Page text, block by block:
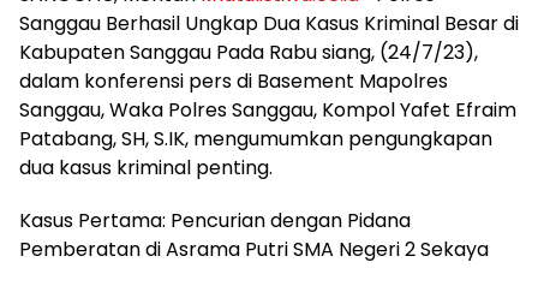
Sanggau Berhasil Ungkap Dua Kasus Kriminal Besar di
Kabupaten Sanggau Pada Rabu siang, (24/7/23),
dalam konferensi pers di Basement Mapolres
Sanggau, Waka Polres Sanggau, Kompol Yafet Efraim
Patabang, SH, S.IK, mengumumkan pengungkapan
dua kasus kriminal penting.
Kasus Pertama: Pencurian dengan Pidana
Pemberatan di Asrama Putri SMA Negeri 2 Sekaya